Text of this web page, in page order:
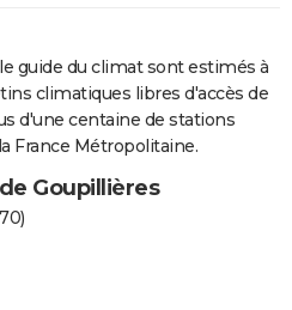
guide du climat sont estimés à
climatiques libres d'accès de
d'une centaine de stations
France Métropolitaine.
Goupillières